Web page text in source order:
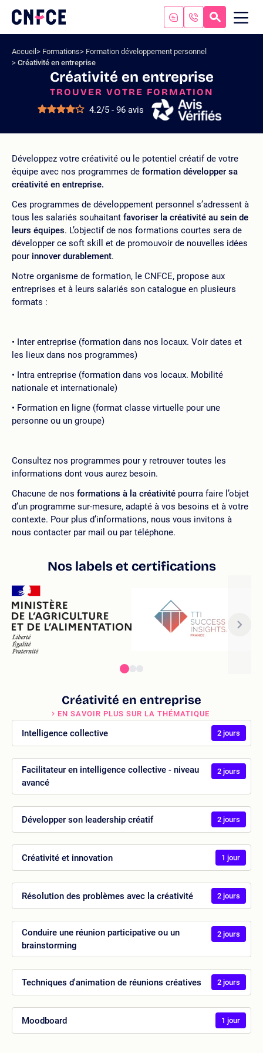
contenu
Logo
site
Accueil Formations
Formation développement personnel
Créativité en entreprise
Créativité en entreprise
TROUVER VOTRE FORMATION
4.2/5 - 96 avis
Développez votre créativité ou le potentiel créatif de votre
équipe avec nos programmes de formation développer sa
créativité en entreprise.
Ces programmes de développement personnel s’adressent à
tous les salariés souhaitant favoriser la créativité au sein de
leurs équipes. L’objectif de nos formations courtes sera de
développer ce soft skill et de promouvoir de nouvelles idées
pour innover durablement.
Notre organisme de formation, le CNFCE, propose aux
entreprises et à leurs salariés son catalogue en plusieurs
formats :
Inter entreprise (formation dans nos locaux. Voir dates et
les lieux dans nos programmes)
Intra entreprise (formation dans vos locaux. Mobilité
nationale et internationale)
Formation en ligne (format classe virtuelle pour une
personne ou un groupe)
Consultez nos programmes pour y retrouver toutes les
informations dont vous aurez besoin.
Chacune de nos formations à la créativité pourra faire l’objet
d’un programme sur-mesure, adapté à vos besoins et à votre
contexte. Pour plus d’informations, nous vous invitons à
nous contacter par mail ou par téléphone.
Nos labels et certifications
Créativité en entreprise
EN SAVOIR PLUS SUR LA THÉMATIQUE
Intelligence collective 2 jours
Facilitateur en intelligence collective - niveau
avancé
2 jours
Développer son leadership créatif 2 jours
Créativité et innovation 1 jour
Résolution des problèmes avec la créativité 2 jours
Conduire une réunion participative ou un
brainstorming
2 jours
Techniques d'animation de réunions créatives 2 jours
Moodboard 1 jour